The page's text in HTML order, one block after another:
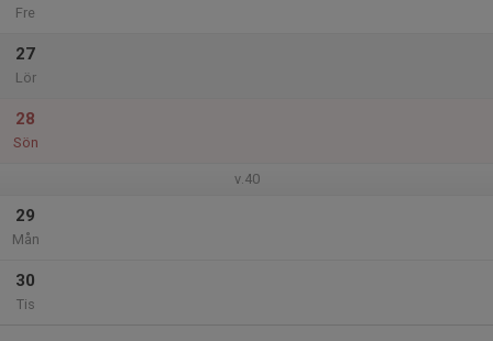
Fre
27
Lör
28
Sön
v.40
29
Mån
30
Tis